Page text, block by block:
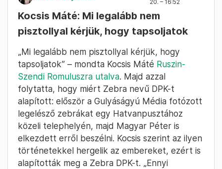
20. – 16:52
Kocsis Máté: Mi legalább nem
pisztollyal kérjük, hogy tapsoljatok
„Mi legalább nem pisztollyal kérjük, hogy
tapsoljatok” – mondta Kocsis Máté Ruszin-
Szendi Romuluszra utalva. Majd azzal
folytatta, hogy miért Zebra nevű DPK-t
alapított: először a Gulyáságyú Média fotózott
legelésző zebrákat egy Hatvanpusztához
közeli telephelyén, majd Magyar Péter is
elkezdett erről beszélni. Kocsis szerint az ilyen
történetekkel hergelik az embereket, ezért is
alapították meg a Zebra DPK-t. „Ennyi